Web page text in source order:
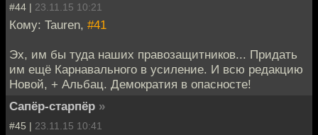
#44 | 23.11.15 10:21
Кому: Tauren, #41
Эх, им бы туда наших правозащитников... Придать
им ещё Карнавального в усиление. И всю редакцию
Новой, + Альбац. Демократия в опасносте!
Сапёр-старпёр »
#45 | 23.11.15 10:41